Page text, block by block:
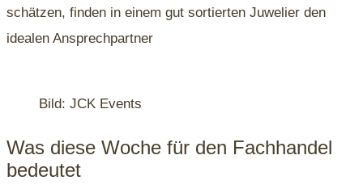
schätzen, finden in einem gut sortierten Juwelier den
idealen Ansprechpartner
Bild: JCK Events
Was diese Woche für den Fachhandel
bedeutet